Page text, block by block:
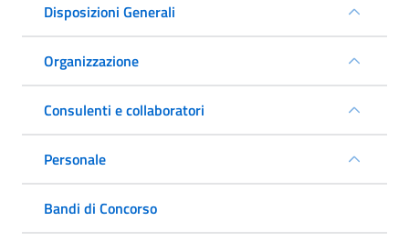
Disposizioni Generali
Organizzazione
Consulenti e collaboratori
Personale
Bandi di Concorso